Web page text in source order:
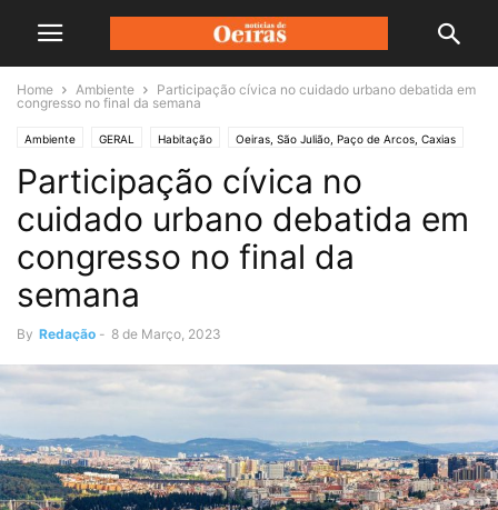
Home Ambiente
Participação cívica no cuidado urbano debatida em
congresso no final da semana
Ambiente GERAL Habitação Oeiras, São Julião, Paço de Arcos, Caxias
Participação cívica no
cuidado urbano debatida em
congresso no final da
semana
By Redação - 8 de Março, 2023